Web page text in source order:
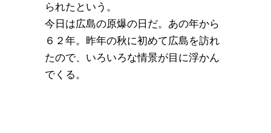
られたという。
今日は広島の原爆の日だ。あの年から
６２年。昨年の秋に初めて広島を訪れ
たので、いろいろな情景が目に浮かん
でくる。